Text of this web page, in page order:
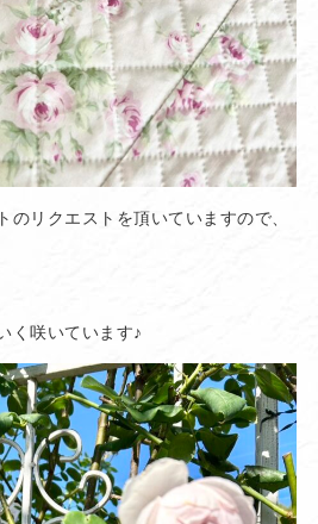
のリクエストを頂いていますので、
く咲いています♪